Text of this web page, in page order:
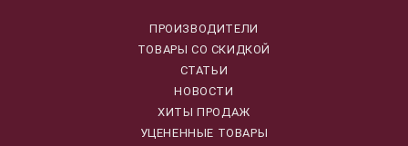
ПРОИЗВОДИТЕЛИ
ТОВАРЫ СО СКИДКОЙ
СТАТЬИ
НОВОСТИ
ХИТЫ ПРОДАЖ
УЦЕНЕННЫЕ ТОВАРЫ